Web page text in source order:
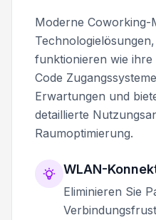
Moderne Coworking-
funktionieren wie ihre
Code
Erwartungen und
detaillierte
Raumoptimierung.
WLAN-
Eliminieren Sie